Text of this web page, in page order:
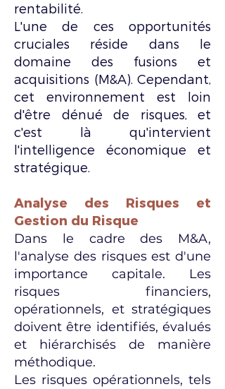
rentabilité.
L'une de ces opportunités
cruciales réside dans le
domaine des fusions et
acquisitions (M&A). Cependant,
cet environnement est loin
d'être dénué de risques, et
c'est là qu'intervient
l'intelligence économique et
stratégique.
Analyse des Risques et
Gestion du Risque
Dans le cadre des M&A,
l'analyse des risques est d'une
importance capitale. Les
risques financiers,
opérationnels, et stratégiques
doivent être identifiés, évalués
et hiérarchisés de manière
méthodique.
Les risques opérationnels, tels